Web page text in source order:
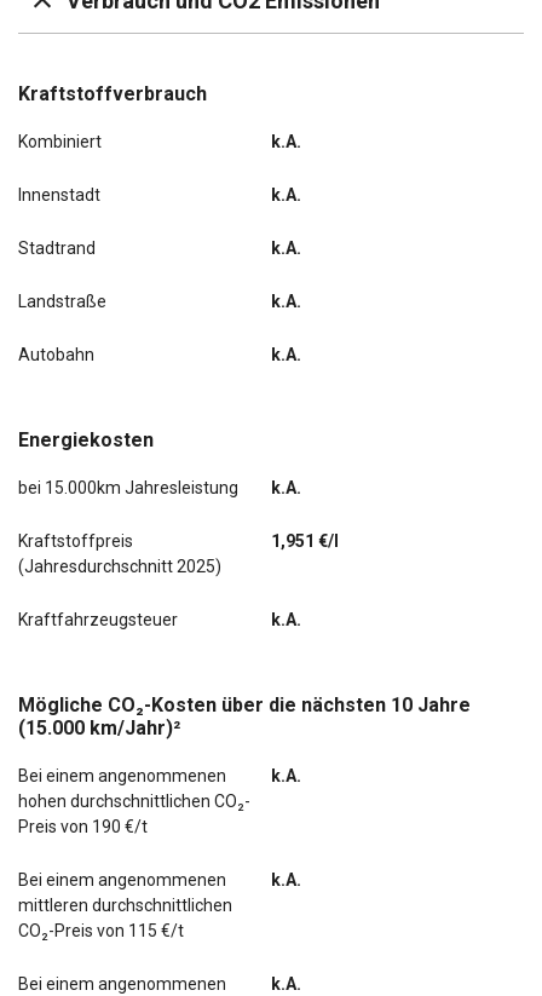
Scheibenwischer mit Regensensor
Scheinwerfer-Reinigungsanlage (SRA)
Seitenairbag vorn
Seitenscheiben hinten und Heckscheibe abgedunkelt
Sitzbezug / Polsterung: Kunstleder / Grand Luxe
Sitze vorn höhenverstellbar
Sitz vorn links elektr. verstellbar
Wärmeschutzverglasung getönt
Wegfahrsperre (elektronisch)
letzter Service im April 2026 bei KM 78476
Sound-System BOSE
Matrix-LED-Scheinwerfer inkl. Fernlichtassistent mit
Geschwindigkeits-Regelanlage (Tempomat)
Kraftstoffverbrauch
Kombiniert k.A.
Innenstadt k.A.
Stadtrand k.A.
Landstraße k.A.
Autobahn k.A.
Energiekosten
bei 15.000km Jahresleistung k.A.
Kraftstoffpreis
(Jahresdurchschnitt 2025)
1,951 €/l
Kraftfahrzeugsteuer k.A.
Mögliche CO₂-Kosten über die nächsten 10 Jahre
(15.000 km/Jahr)²
Bei einem angenommenen
hohen durchschnittlichen CO₂-
Preis von 190 €/t
k.A.
Bei einem angenommenen
mittleren durchschnittlichen
CO₂-Preis von 115 €/t
k.A.
Bei einem angenommenen
k.A.